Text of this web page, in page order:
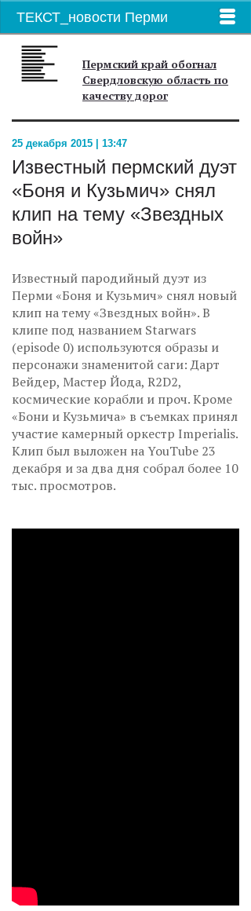
ТЕКСТ_новости Перми
Пермский край обогнал
Свердловскую область по
качеству дорог
25 декабря 2015 | 13:47
Известный пермский дуэт
«Боня и Кузьмич» снял
клип на тему «Звездных
войн»
Известный пародийный дуэт из
Перми «Боня и Кузьмич» снял новый
клип на тему «Звездных войн». В
клипе под названием Starwars
(episode 0) используются образы и
персонажи знаменитой саги: Дарт
Вейдер, Мастер Йода, R2D2,
космические корабли и проч. Кроме
«Бони и Кузьмича» в съемках принял
участие камерный оркестр Imperialis.
Клип был выложен на YouTube 23
декабря и за два дня собрал более 10
тыс. просмотров.